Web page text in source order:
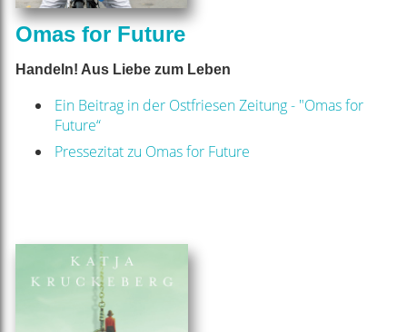
Omas for Future
Handeln! Aus Liebe zum Leben
Ein Beitrag in der Ostfriesen Zeitung - "Omas for
Future“
Pressezitat zu Omas for Future